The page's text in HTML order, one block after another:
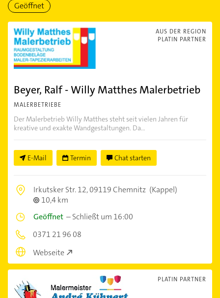
Geöffnet
AUS DER REGION
PLATIN PARTNER
Beyer, Ralf - Willy Matthes Malerbetrieb
MALERBETRIEBE
Der Malerbetrieb Willy Matthes steht seit vielen Jahren für
kreative und exakte Wandgestaltungen. Da...
E-Mail Termin Chat starten
Irkutsker Str. 12,09119 Chemnitz (Kappel)
10,4 km
Geöffnet –Schließt um 16:00
0371 21 96 08
Webseite
PLATIN PARTNER